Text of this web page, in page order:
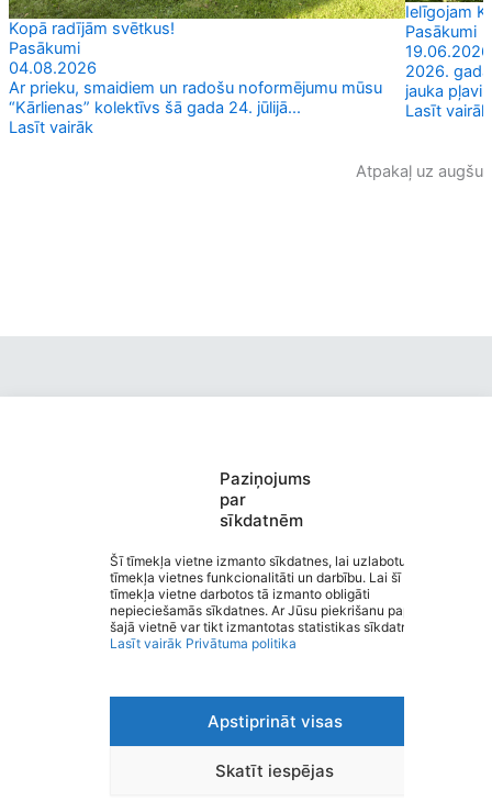
Paziņojums
par
sīkdatnēm
Šī tīmekļa vietne izmanto sīkdatnes, lai uzlabotu
tīmekļa vietnes funkcionalitāti un darbību. Lai šī
tīmekļa vietne darbotos tā izmanto obligāti
nepieciešamās sīkdatnes. Ar Jūsu piekrišanu papildus
šajā vietnē var tikt izmantotas statistikas sīkdatnes.
Lasīt vairāk Privātuma politika
Apstiprināt visas
Skatīt iespējas
Kopā radījām svētkus!
Pasākumi
04.08.2026
Ar prieku, smaidiem un radošu noformējumu mūsu
“Kārlienas” kolektīvs šā gada 24. jūlijā...
Lasīt vairāk
Ielīgojam
Pasākumi
19.06.2026
2026.
jauka
Lasīt vairāk
Atpakaļ uz augšu
Valmieras pirmsskolas izglītības
iestāde “Kārliena”
Privātuma politika